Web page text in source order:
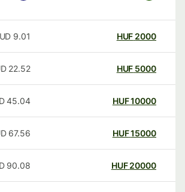
2000
HUF
9.01
AUD
5000
HUF
22.52
10000
HUF
45.04
15000
HUF
67.56
20000
HUF
90.08